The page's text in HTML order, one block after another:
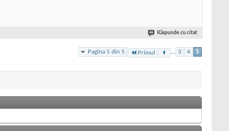
Răspunde cu citat
Pagina 5 din 5 Primul ... 3 4 5